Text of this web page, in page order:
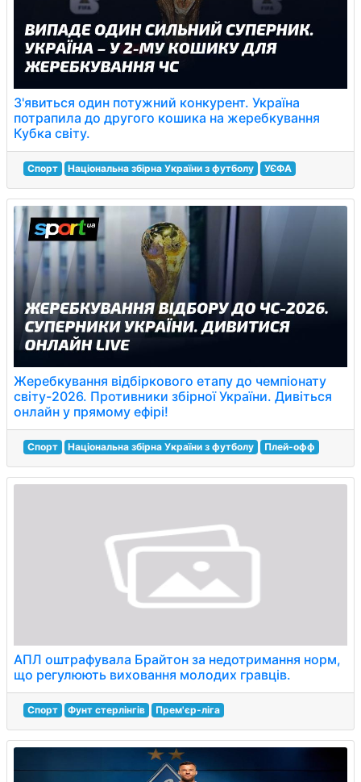
З'явиться один потужний конкурент. Україна
потрапила до другого кошика на жеребкування
Кубка світу.
Спорт Національна збірна України з футболу УЄФА
Жеребкування відбіркового етапу до чемпіонату
світу-2026. Противники збірної України. Дивіться
онлайн у прямому ефірі!
Спорт Національна збірна України з футболу Плей-офф
АПЛ оштрафувала Брайтон за недотримання норм,
що регулюють виховання молодих гравців.
Спорт Фунт стерлінгів Прем'єр-ліга